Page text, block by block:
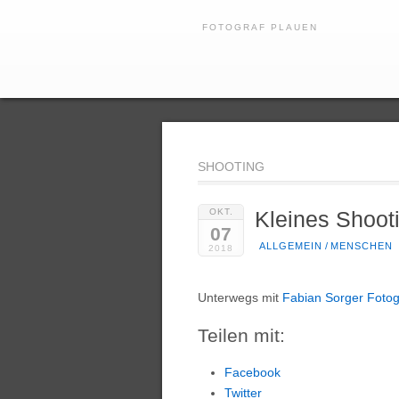
FOTOGRAF PLAUEN
SHOOTING
OKT.
07
2018
Kleines
ALLGEMEIN / MENSCHEN
Unterwegs mit Fabian Sorger
Teilen mit:
Facebook
Twitter